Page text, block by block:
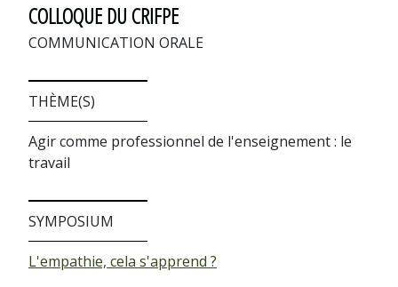
COLLOQUE DU CRIFPE
COMMUNICATION ORALE
THÈME(S)
Agir comme professionnel de l'enseignement : le
travail
SYMPOSIUM
L'empathie, cela s'apprend ?